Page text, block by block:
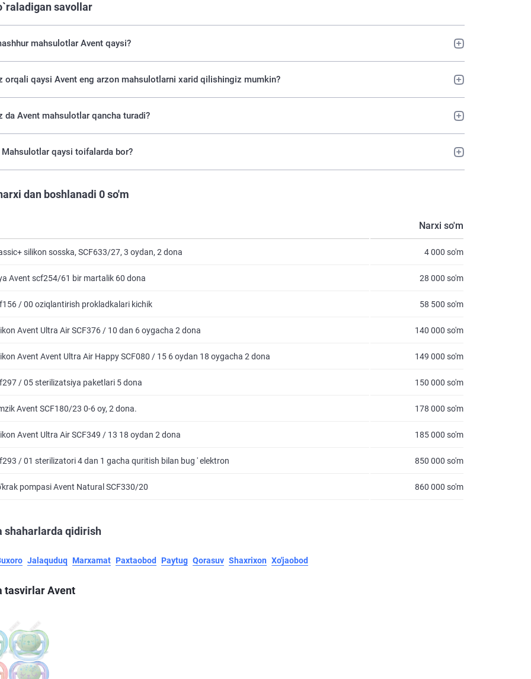
savollar
mahsulotlar Avent qaysi?
orqali qaysi Avent eng arzon mahsulotlarni xarid qilishingiz mumkin?
da Avent mahsulotlar qancha turadi?
Mahsulotlar qaysi toifalarda bor?
dan boshlanadi 0 so'm
Narxi so'm
silikon sosska, SCF633/27, 3 oydan, 2 dona 4 000 so'm
Avent scf254/61 bir martalik 60 dona 28 000 so'm
/ 00 oziqlantirish prokladkalari kichik 58 500 so'm
Avent Ultra Air SCF376 / 10 dan 6 oygacha 2 dona 140 000 so'm
Avent Avent Ultra Air Happy SCF080 / 15 6 oydan 18 oygacha 2 dona 149 000 so'm
/ 05 sterilizatsiya paketlari 5 dona 150 000 so'm
Avent SCF180/23 0-6 oy, 2 dona. 178 000 so'm
Avent Ultra Air SCF349 / 13 18 oydan 2 dona 185 000 so'm
/ 01 sterilizatori 4 dan 1 gacha quritish bilan bug ' elektron 850 000 so'm
pompasi Avent Natural SCF330/20 860 000 so'm
shaharlarda qidirish
Jalaquduq Marxamat Paxtaobod Paytug Qorasuv Shaxrixon Xo'jaobod
tasvirlar Avent